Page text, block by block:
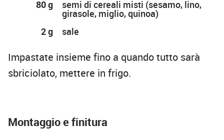
80 g
semi di cereali misti (sesamo, lino,
girasole, miglio, quinoa)
2 g
sale
Impastate insieme fino a quando tutto sarà
sbriciolato, mettere in frigo.
Montaggio e finitura